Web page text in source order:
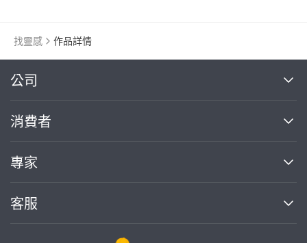
找靈感 作品詳情
公司
關於我們
部落格
加入我們
消費者
買服務
熱門服務
專家
案件中心
客服
繼續完成